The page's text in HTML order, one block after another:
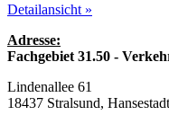
Detailansicht »
Adresse:
Fachgebiet 31.50 -
Lindenallee 61
18437 Stralsund, Hansestadt